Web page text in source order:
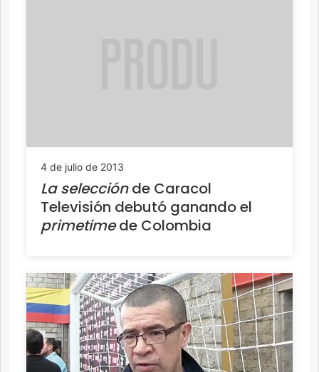
4 de julio de 2013
La selecciónde Caracol
Televisión debutó ganando el
primetimede Colombia